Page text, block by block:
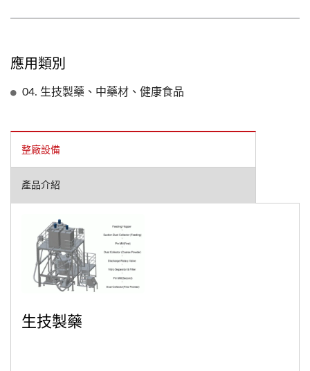
應用類別
04. 生技製藥、中藥材、健康食品
整廠設備
產品介紹
生技製藥